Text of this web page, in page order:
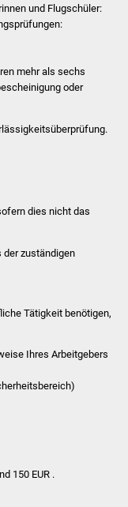
und Flugschüler:
mehr als sechs
oder
dies nicht das
der zuständigen
Tätigkeit benötigen,
Ihres Arbeitgebers
150 EUR .